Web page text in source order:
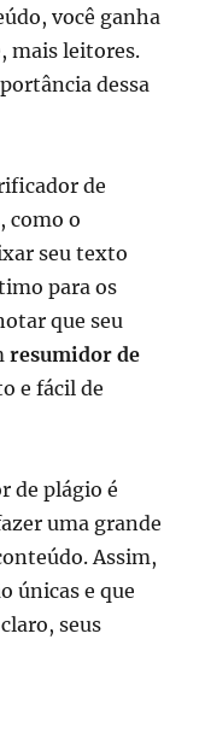
você ganha
mais leitores.
dessa
de
como o
seu texto
para os
que seu
resumidor de
e fácil de
de plágio é
uma grande
Assim,
únicas e que
seus